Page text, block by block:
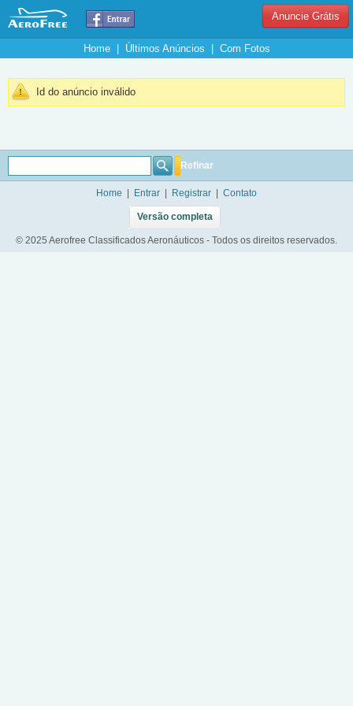
Anuncie Grátis
Home| Últimos Anúncios Com Fotos
Id do anúncio inválido
Refinar
Home Entrar Registrar Contato
Versão completa
© 2025 Aerofree Classificados Aeronáuticos - Todos os direitos reservados.